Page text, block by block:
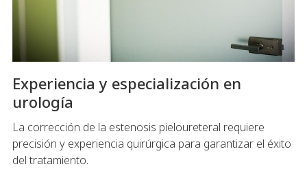
Experiencia y especialización en
urología
La corrección de la estenosis pieloureteral requiere
precisión y experiencia quirúrgica para garantizar el éxito
del tratamiento.